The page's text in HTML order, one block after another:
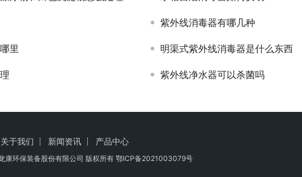
紫外线消毒器有哪几种
里 明渠式紫外线消毒器是什么东西
紫外线净水器可以杀菌吗
关于我们 新闻资讯 产品中心
环保装备股份有限公司 版权所有 鄂ICP备2021003079号